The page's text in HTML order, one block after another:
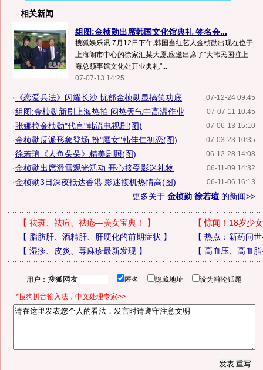
相关新闻
组图:金桢勋出席韩国文化馆典礼 签名会...
搜狐娱乐讯 7月12日下午,韩国当红艺人金桢勋出现在位于
上海闹市中心的徐家汇某大厦,应邀出席了"大韩民国驻上
海总领事馆文化处开业典礼"...
07-07-13 14:25
07-12-24 09:45
· 《恋爱兵法》闪耀长沙 忧郁金桢勋显搞笑功底
07-07-11 10:45
·组图:金桢勋新剧上海热拍 闷热天气中高温作业
07-06-13 15:10
·张娜拉金桢勋"代言"韩流电视剧(图)
07-03-23 10:35
·金桢勋反派形象登场 扮"魔女"韩佳仁初恋(图)
06-12-28 14:08
·徐若瑄《人鱼朵朵》精美剧照(图)
06-11-09 14:32
·金桢勋出席滑雪观光活动 开心接受影迷礼物
06-11-06 16:13
·金桢勋3日深夜抵达香港 影迷接机热情高(图)
更多关于 金桢勋 徐若瑄 的新闻>>
【 祛斑、祛痘、祛疮—美女宝典！ 】 【惊闻！18岁少
【 脂肪肝、酒精肝、肝硬化的前期症状 】 【 热点：新药问
【 湿疹、皮炎、荨麻疹最新发现】 【 高血压、高血
用户： 匿名 隐藏地址 设为辩论话题
*搜狗拼音输入法，中文处理专家>>